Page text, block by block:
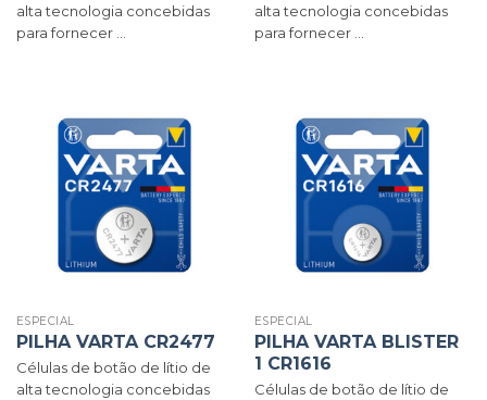
alta tecnologia concebidas
para fornecer ...
alta tecnologia concebidas
para fornecer ...
ESPECIAL
PILHA VARTA CR2477
Células de botão de lítio de
alta tecnologia concebidas
ESPECIAL
PILHA VARTA BLISTER
1 CR1616
Células de botão de lítio de